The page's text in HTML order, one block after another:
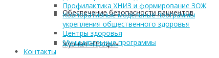
Обеспечение безопасности пациентов
Журнал «Профи»
Профилактика ХНИЗ и формирование ЗОЖ
Корпоративные модельные программы
укрепления общественного здоровья
Центры здоровья
Муниципальные программы
Контакты